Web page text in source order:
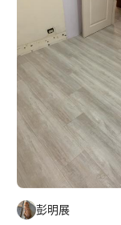
彭明展